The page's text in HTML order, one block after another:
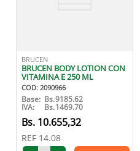
BRUCEN
BRUCEN BODY LOTION CON
VITAMINA E 250 ML
COD: 2090966
Base: Bs.9185.62
IVA: Bs.1469.70
10.655,32
REF 14.08